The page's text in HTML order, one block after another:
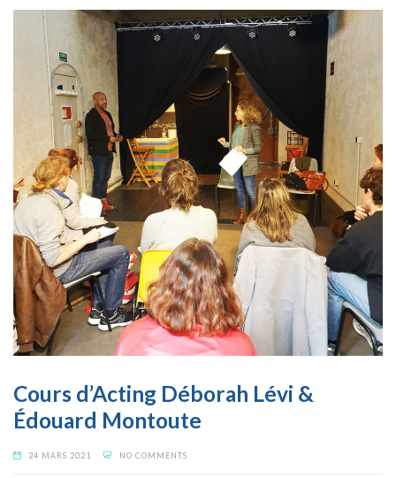
Cours d’Acting Déborah Lévi &
Édouard Montoute
24 MARS 2021 NO COMMENTS